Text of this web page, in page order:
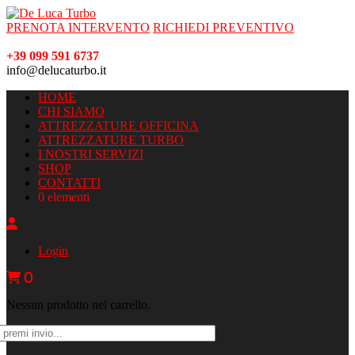
PRENOTA INTERVENTO RICHIEDI PREVENTIVO
+39 099 591 6737
info@delucaturbo.it
HOME
CHI SIAMO
ATTREZZATURE OFFICINA
ATTREZZATURE TURBO
I NOSTRI SERVIZI
SHOP
CONTATTI
0 elementi
Login
0
Nessun prodotto nel carrello.